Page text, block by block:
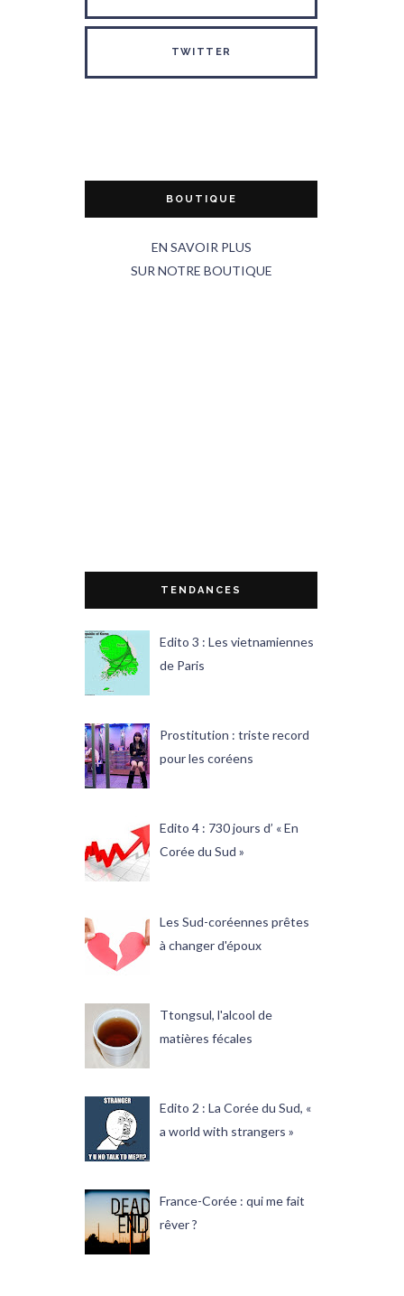
TWITTER
BOUTIQUE
EN SAVOIR PLUS
SUR NOTRE BOUTIQUE
TENDANCES
Edito 3 : Les vietnamiennes
de Paris
Prostitution : triste record
pour les coréens
Edito 4 : 730 jours d’ « En
Corée du Sud »
Les Sud-coréennes prêtes
à changer d'époux
Ttongsul, l'alcool de
matières fécales
Edito 2 : La Corée du Sud, «
a world with strangers »
France-Corée : qui me fait
rêver ?